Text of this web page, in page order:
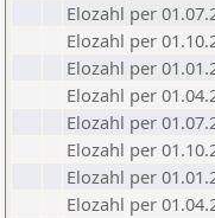
Elozahl per
Elozahl per
Elozahl per
Elozahl per
Elozahl per
Elozahl per
Elozahl per
Elozahl per